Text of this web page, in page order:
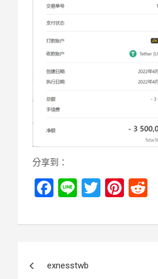
分享到：
F
ce
o
Li
e
T
tt
Pi
er d
exnesstwb